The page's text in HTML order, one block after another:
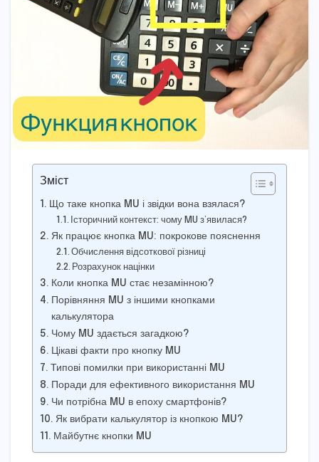
Зміст
Що таке кнопка MU і звідки вона взялася?
Історичний контекст: чому MU з’явилася?
Як працює кнопка MU: покрокове пояснення
Обчислення відсоткової різниці
Розрахунок націнки
Коли кнопка MU стає незамінною?
Порівняння MU з іншими кнопками
калькулятора
Чому MU здається загадкою?
Цікаві факти про кнопку MU
Типові помилки при використанні MU
Поради для ефективного використання MU
Чи потрібна MU в епоху смартфонів?
Як вибрати калькулятор із кнопкою MU?
Майбутнє кнопки MU